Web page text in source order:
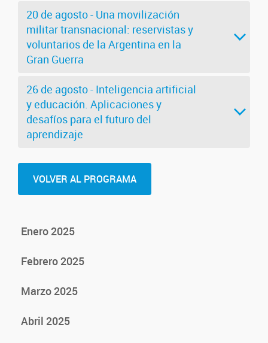
20 de agosto - Una movilización
militar transnacional: reservistas y
voluntarios de la Argentina en la
Gran Guerra
26 de agosto - Inteligencia artificial
y educación. Aplicaciones y
desafíos para el futuro del
aprendizaje
VOLVER AL PROGRAMA
Enero 2025
Febrero 2025
Marzo 2025
Abril 2025